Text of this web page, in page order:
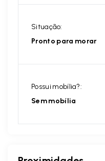
Situação:
Pronto para morar
Possui mobília?:
Sem mobília